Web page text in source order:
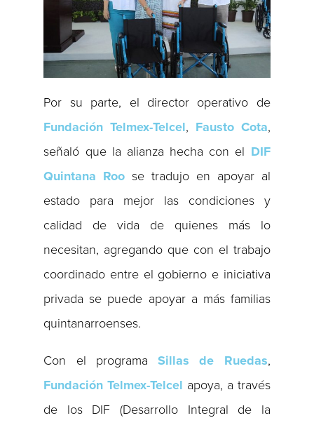
Por su parte, el director operativo de
Fundación Telmex-Telcel, Fausto Cota,
señaló que la alianza hecha con el DIF
Quintana Roo se tradujo en apoyar al
estado para mejor las condiciones y
calidad de vida de quienes más lo
necesitan, agregando que con el trabajo
coordinado entre el gobierno e iniciativa
privada se puede apoyar a más familias
quintanarroenses.
Con el programaSillas de Ruedas,
Fundación Telmex-Telcel apoya, a través
de los DIF (Desarrollo Integral de la